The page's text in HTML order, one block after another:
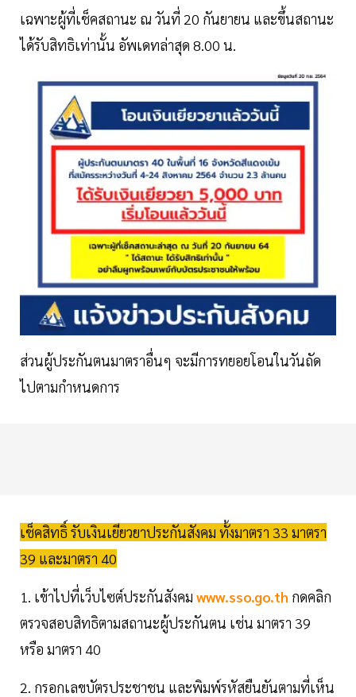
เฉพาะผู้ที่เช็คสถานะ ณ วันที่ 20 กันยายน และขึ้นสถานะ
ได้รับสิทธิเท่านั้น อัพเดทล่าสุด 8.00 น.
ส่วนผู้ประกันตนมาตราอื่นๆ จะมีการทยอยโอนในวันถัด
ไปตามกำหนดการ
เช็คสิทธิ์ รับเงินเยียวยาประกันสังคม ทั้งมาตรา 33 มาตรา
39 และมาตรา 40
1. เข้าไปที่เว็บไซต์ประกันสังคม www.sso.go.th กดคลิก
ตรวจสอบสิทธิตามสถานะผู้ประกันตน เช่น มาตรา 39
หรือ มาตรา 40
2. กรอกเลขบัตรประชาชน และพิมพ์รหัสยืนยันตามที่เห็น